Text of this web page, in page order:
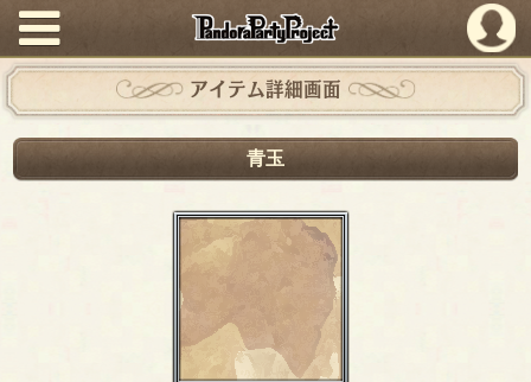
PandoraPartyProject
アイテム詳細画面
青玉